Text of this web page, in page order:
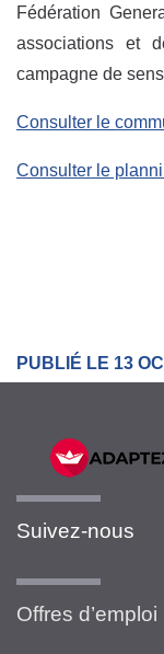
Fédération
associations et
campagne de
Consulter le
Consulter le
PUBLIÉ LE 13
Suivez-nous
Offres d’emploi